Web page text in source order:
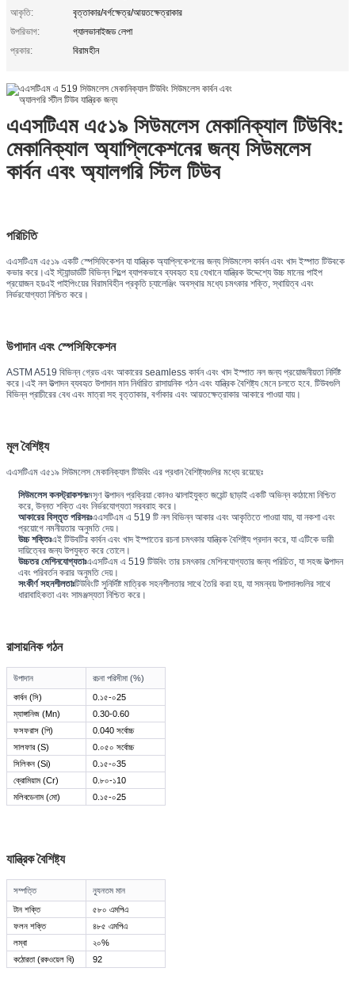
আকৃতি:
বৃত্তাকার/বর্গক্ষেত্র/আয়তক্ষেত্রাকার
উপরিভাগ:
গ্যালভানাইজড লেপা
প্রকার:
বিরামহীন
এএসটিএম এ৫১৯ সিউমলেস মেকানিক্যাল টিউবিং:
মেকানিক্যাল অ্যাপ্লিকেশনের জন্য সিউমলেস
কার্বন এবং অ্যালগরি স্টিল টিউব
পরিচিতি
এএসটিএম এ৫১৯ একটি স্পেসিফিকেশন যা যান্ত্রিক অ্যাপ্লিকেশনের জন্য সিউমলেস কার্বন এবং খাদ ইস্পাত টিউবকে
কভার করে।এই স্ট্যান্ডার্ডটি বিভিন্ন শিল্পে ব্যাপকভাবে ব্যবহৃত হয় যেখানে যান্ত্রিক উদ্দেশ্যে উচ্চ মানের পাইপ
প্রয়োজন হয়এই পাইপিংয়ের বিরামবিহীন প্রকৃতি চ্যালেঞ্জিং অবস্থার মধ্যে চমৎকার শক্তি, স্থায়িত্ব এবং
নির্ভরযোগ্যতা নিশ্চিত করে।
উপাদান এবং স্পেসিফিকেশন
ASTM A519 বিভিন্ন গ্রেড এবং আকারের seamless কার্বন এবং খাদ ইস্পাত নল জন্য প্রয়োজনীয়তা নির্দিষ্ট
করে।এই নল উত্পাদন ব্যবহৃত উপাদান মান নির্ধারিত রাসায়নিক গঠন এবং যান্ত্রিক বৈশিষ্ট্য মেনে চলতে হবে. টিউবগুলি
বিভিন্ন প্রাচীরের বেধ এবং মাত্রা সহ বৃত্তাকার, বর্গাকার এবং আয়তক্ষেত্রাকার আকারে পাওয়া যায়।
মূল বৈশিষ্ট্য
এএসটিএম এ৫১৯ সিউমলেস মেকানিক্যাল টিউবিং এর প্রধান বৈশিষ্ট্যগুলির মধ্যে রয়েছেঃ
সিউমলেস কনস্ট্রাকশনঃমসৃণ উত্পাদন প্রক্রিয়া কোনও ঝালাইযুক্ত জয়েন্ট ছাড়াই একটি অভিন্ন কাঠামো নিশ্চিত
করে, উন্নত শক্তি এবং নির্ভরযোগ্যতা সরবরাহ করে।
আকারের বিস্তৃত পরিসরঃএএসটিএম এ 519 টি নল বিভিন্ন আকার এবং আকৃতিতে পাওয়া যায়, যা নকশা এবং
প্রয়োগে নমনীয়তার অনুমতি দেয়।
উচ্চ শক্তিঃএই টিউবটির কার্বন এবং খাদ ইস্পাতের রচনা চমৎকার যান্ত্রিক বৈশিষ্ট্য প্রদান করে, যা এটিকে ভারী
দায়িত্বের জন্য উপযুক্ত করে তোলে।
উচ্চতর মেশিনযোগ্যতাঃএএসটিএম এ 519 টিউবিং তার চমৎকার মেশিনযোগ্যতার জন্য পরিচিত, যা সহজ উত্পাদন
এবং পরিবর্তন করার অনুমতি দেয়।
সংকীর্ণ সহনশীলতাঃটিউবিংটি সুনির্দিষ্ট মাত্রিক সহনশীলতার সাথে তৈরি করা হয়, যা সমন্বয় উপাদানগুলির সাথে
ধারাবাহিকতা এবং সামঞ্জস্যতা নিশ্চিত করে।
রাসায়নিক গঠন
উপাদান
রচনা পরিসীমা (%)
কার্বন (সি)
0.১৫-০25
ম্যাঙ্গানিজ (Mn)
0.30-0.60
ফসফরাস (পি)
0.040 সর্বোচ্চ
সালফার (S)
0.০৫০ সর্বোচ্চ
সিলিকন (Si)
0.১৫-০35
ক্রোমিয়াম (Cr)
0.৮০-১10
মলিবডেনাম (মো)
0.১৫-০25
যান্ত্রিক বৈশিষ্ট্য
সম্পত্তি
ন্যূনতম মান
টান শক্তি
৫৮০ এমপিএ
ফলন শক্তি
৪৮৫ এমপিএ
লম্বা
২০%
কঠোরতা (রকওয়েল বি)
92